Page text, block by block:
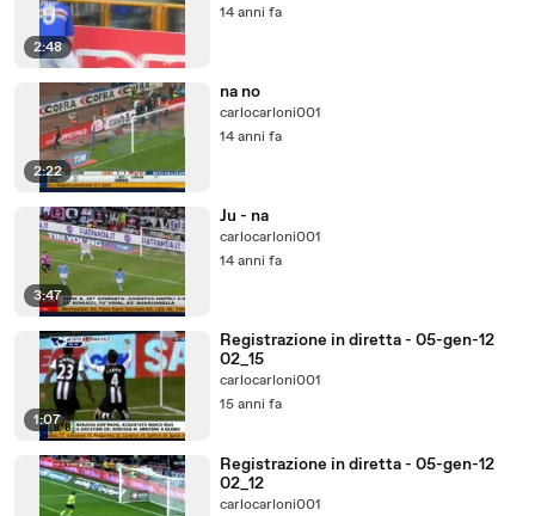
2:48
14 anni fa
2:22
na no
carlocarloni001
14 anni fa
3:47
Ju - na
carlocarloni001
14 anni fa
1:07
Registrazione in diretta - 05-gen-12
02_15
carlocarloni001
15 anni fa
Registrazione in diretta - 05-gen-12
02_12
carlocarloni001